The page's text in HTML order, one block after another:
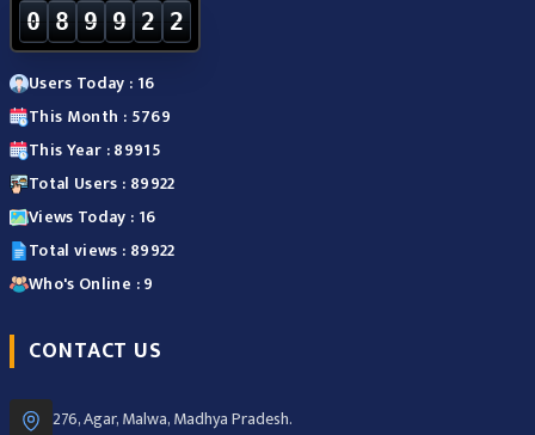
0 8 9 9 2 2
Users Today : 16
This Month : 5769
This Year : 89915
Total Users : 89922
Views Today : 16
Total views : 89922
Who's Online : 9
CONTACT US
276, Agar, Malwa, Madhya Pradesh.